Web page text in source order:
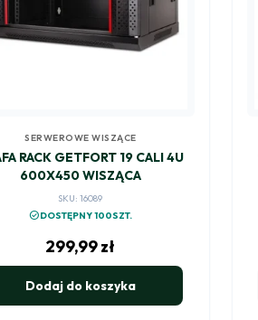
SERWEROWE WISZĄCE
RACK GETFORT 19 CALI 4U
600X450 WISZĄCA
SKU: 16089
check_circleDOSTĘPNY 100SZT.
299,99zł
Dodaj do koszyka